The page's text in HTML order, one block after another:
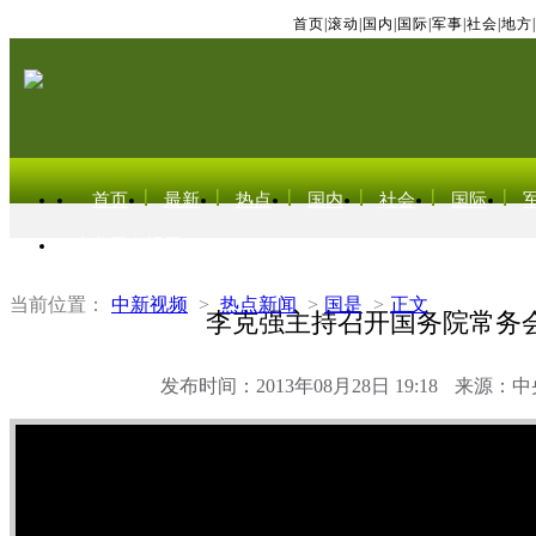
首页 滚动 国内 国际 军事 社会 地方
首页 最新 热点 国内 社会 国际
当前位置： 中新视频 > 热点新闻 > 国是 > 正文
李克强主持召开国务院常务
发布时间：2013年08月28日 19:18 来源：中